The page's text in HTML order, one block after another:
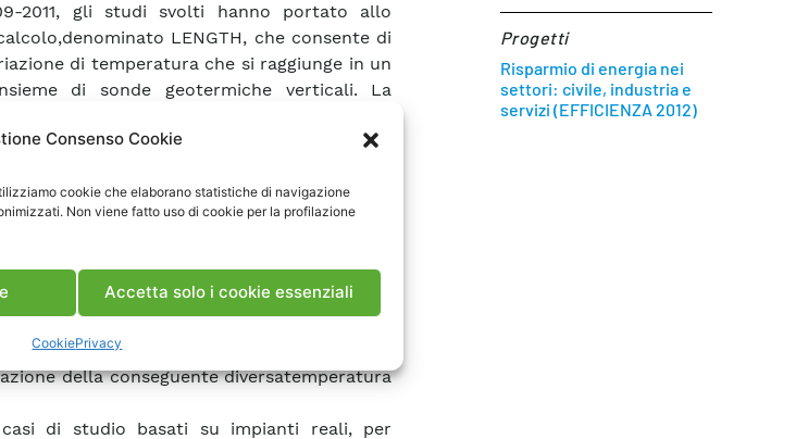
Consenso Cookie
cookie che elaborano statistiche di navigazione
Non viene fatto uso di cookie per la profilazione
Accetta solo i cookie essenziali
CookiePrivacy
2011, gli studi svolti hanno portato allo
LENGTH, che consente di
di temperatura che si raggiunge in un
di sonde geotermiche verticali. La
nel terreno consente di effettuare un
del campo geotermico, tale da garantire il
della temperatura di penalizzazione,
di un’estesa analisi parametrica
utilizzare in sede di progetto comesemplice
dell’applicativo stesso.
trattazione di campi geotermici composti da
per unità di lunghezza o diverso
della conseguente diversatemperatura
di studio basati su impianti reali, per
Progetti
Risparmio di energia nei
settori: civile, industria e
servizi (EFFICIENZA 2012)